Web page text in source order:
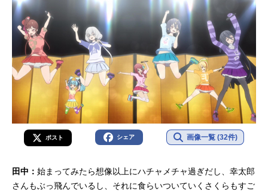
ポスト シェア 画像一覧 (32件)
田中： 始まってみたら想像以上にハチャメチャ過ぎだし、幸太郎
さんもぶっ飛んでいるし、それに食らいついていくさくらもすご